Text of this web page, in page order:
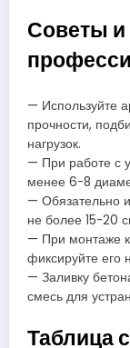
Советы и
— Используйте
прочности,
нагрузок.
— При работе с
менее 6-8
— Обязательно
не более 15-20
— При монтаже
фиксируйте его
— Заливку
смесь для
Таблица